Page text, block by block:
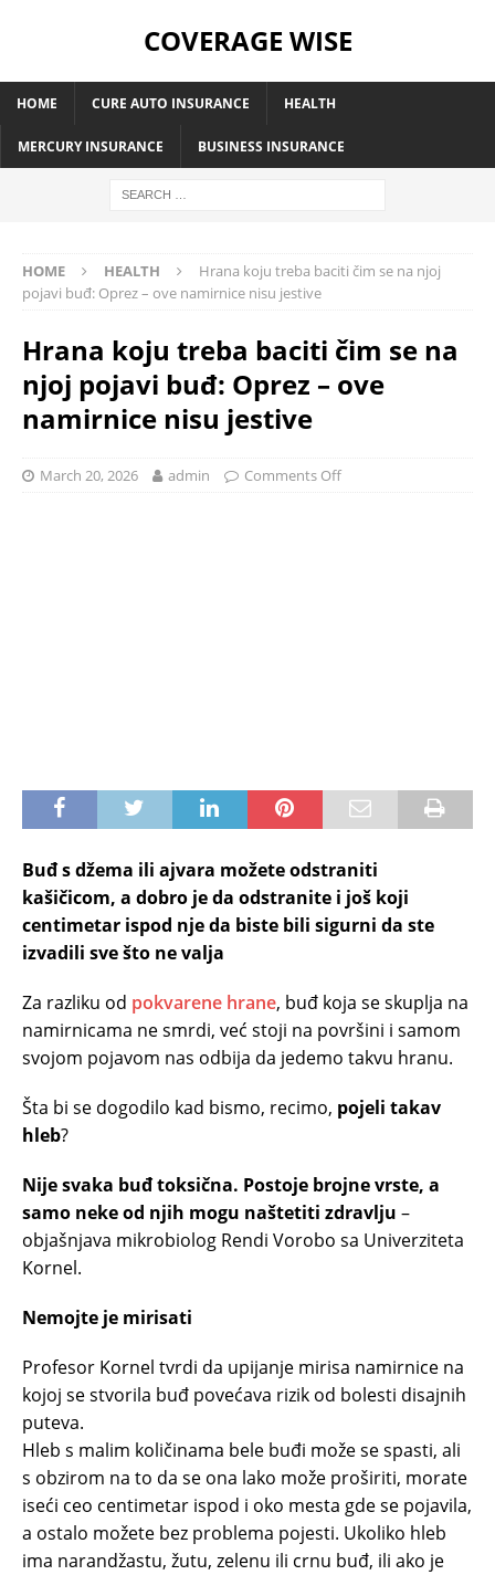
COVERAGE WISE
HOME CURE AUTO INSURANCE HEALTH
MERCURY INSURANCE BUSINESS INSURANCE
HOME HEALTH
Hrana koju treba baciti čim se na njoj
pojavi buđ: Oprez – ove namirnice nisu jestive
Hrana koju treba baciti čim se na
njoj pojavi buđ: Oprez – ove
namirnice nisu jestive
March 20, 2026 admin Comments Off
Buđ s džema ili ajvara možete odstraniti
kašičicom, a dobro je da odstranite i još koji
centimetar ispod nje da biste bili sigurni da ste
izvadili sve što ne valja
Za razliku od pokvarene hrane, buđ koja se skuplja na
namirnicama ne smrdi, već stoji na površini i samom
svojom pojavom nas odbija da jedemo takvu hranu.
Šta bi se dogodilo kad bismo, recimo, pojeli takav
hleb?
Nije svaka buđ toksična. Postoje brojne vrste, a
samo neke od njih mogu naštetiti zdravlju –
objašnjava mikrobiolog Rendi Vorobo sa Univerziteta
Kornel.
Nemojte je mirisati
Profesor Kornel tvrdi da upijanje mirisa namirnice na
kojoj se stvorila buđ povećava rizik od bolesti disajnih
puteva.
Hleb s malim količinama bele buđi može se spasti, ali
s obzirom na to da se ona lako može proširiti, morate
iseći ceo centimetar ispod i oko mesta gde se pojavila,
a ostalo možete bez problema pojesti. Ukoliko hleb
ima narandžastu, žutu, zelenu ili crnu buđ, ili ako je